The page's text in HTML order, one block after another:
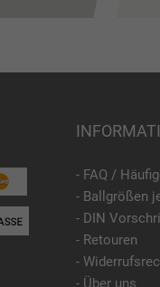
- FAQ /
- Ballgrößen
- DIN
- Retouren
-
- Über uns